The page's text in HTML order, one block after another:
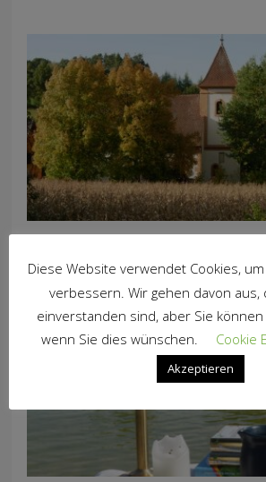
Diese Website verwendet Cookies,
verbessern. Wir gehen davon aus,
einverstanden sind, aber Sie
wenn Sie dies wünschen.
Cookie
Akzeptieren